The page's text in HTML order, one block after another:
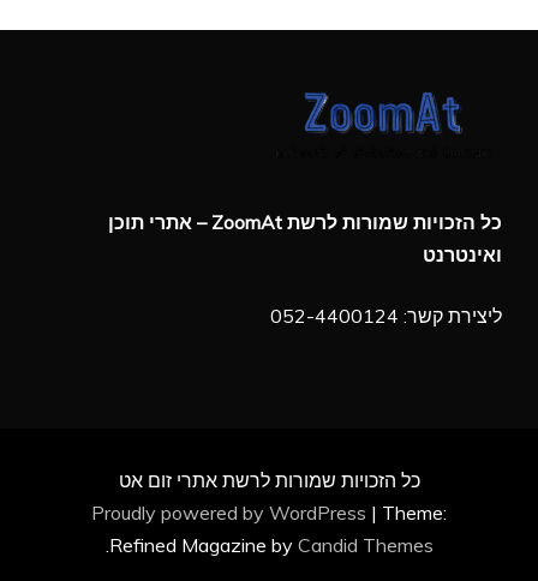
כל הזכויות שמורות לרשת ZoomAt – אתרי תוכן
ואינטרנט
ליצירת קשר: 052-4400124
כל הזכויות שמורות לרשת אתרי זום אט
Proudly powered by WordPress | Theme:
Refined Magazine by Candid Themes